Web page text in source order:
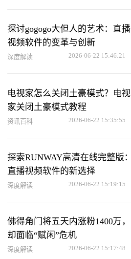
探讨gogogo大但人的艺术：直播
视频软件的变革与创新
深度解读 2026-06-22 15:46:21
电视家怎么关闭土豪模式？电视
家关闭土豪模式教程
资讯百科 2026-06-22 15:35:55
探索RUNWAY高清在线完整版：
直播视频软件的新选择
深度解读 2026-06-22 15:19:15
佛得角门将五天内涨粉1400万，
却面临“赋闲”危机
深度解读 2026-06-22 15:17:48